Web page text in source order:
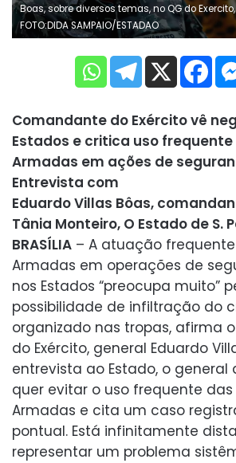
Boas, sobre diversos temas, no QG do
FOTO:DIDA SAMPAIO/ESTADAO
Comandante do Exército vê
Estados e critica uso frequente
Armadas em ações de
Entrevista com
Eduardo Villas Bôas,
Tânia Monteiro, O Estado de S.
BRASÍLIA – A atuação
Armadas em operações de
nos Estados “preocupa muito”
possibilidade de infiltração do
organizado nas tropas, afirma
do Exército, general Eduardo
entrevista ao Estado, o general
quer evitar o uso frequente das
Armadas e cita um caso
pontual. Está infinitamente
representar um problema